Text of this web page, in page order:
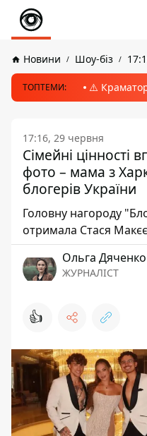
Новини Шоу-біз
ТОПТЕМИ: ⚠️
17:16, 29 червня
Сімейні цінності
фото – мама з
блогерів України
Головну нагороду
отримала Стася
Ольга Дяченко
ЖУРНАЛІСТ
👍